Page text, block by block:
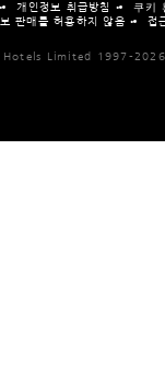
개인정보 취급방침
쿠키
판매를 허용하지 않음
접
Hotels Limited 1997-